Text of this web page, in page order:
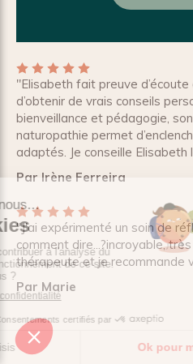
"Elisabeth fait preuve
d’obtenir de vrais conseils
bienveillance et pédagogie,
naturopathie permet
adaptés. Je conseille
Par Irène Ferreira
"J'ai expérimenté un soin de
comment dire...?incroyable,
thérapeute et je recommande
Par Marie